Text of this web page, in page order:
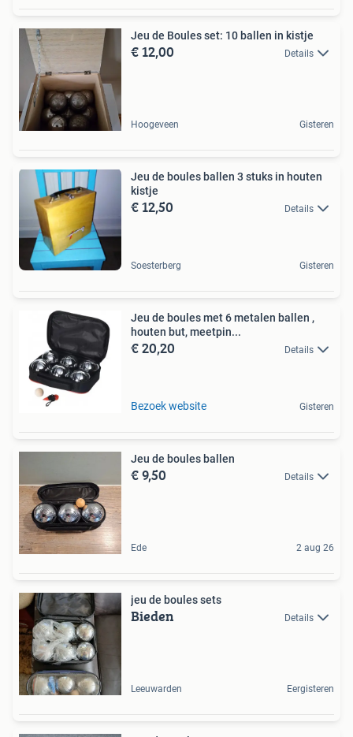
Jeu de Boules set: 10 ballen in kistje
€ 12,00 Details
Hoogeveen Gisteren
Jeu de boules ballen 3 stuks in houten
kistje
€ 12,50 Details
Soesterberg Gisteren
Jeu de boules met 6 metalen ballen ,
houten but, meetpin...
€ 20,20 Details
Bezoek website Gisteren
Jeu de boules ballen
€ 9,50 Details
Ede 2 aug 26
jeu de boules sets
Bieden Details
Leeuwarden Eergisteren